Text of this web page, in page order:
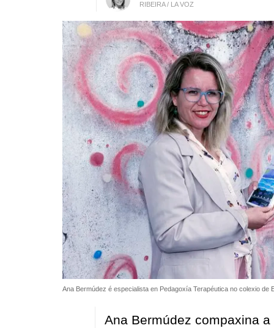
RIBEIRA / LA VOZ
Ana Bermúdez é especialista en Pedagoxía Terapéutica no colexio de
Ana Bermúdez compaxina